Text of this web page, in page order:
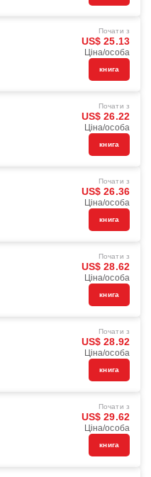
Почати з
US$ 25.13
Ціна/особа
книга
Почати з
US$ 26.22
Ціна/особа
книга
Почати з
US$ 26.36
Ціна/особа
книга
Почати з
US$ 28.62
Ціна/особа
книга
Почати з
US$ 28.92
Ціна/особа
книга
Почати з
US$ 29.62
Ціна/особа
книга